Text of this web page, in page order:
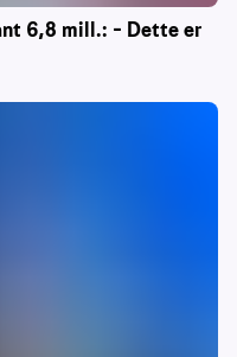
6,8 mill.: – Dette er